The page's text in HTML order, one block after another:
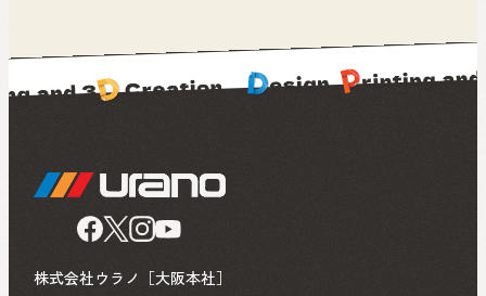
株式会社ウラノ［大阪本社］